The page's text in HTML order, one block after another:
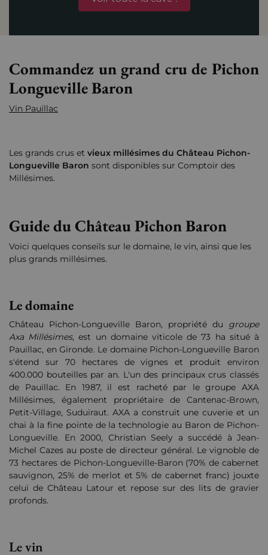
Commandez un grand cru de Pichon
Longueville Baron
Vin Pauillac
Les grands crus et vieux millésimes du Château Pichon-
Longueville Baron sont disponibles sur Comptoir des
Millésimes.
Guide du Château Pichon Baron
Voici quelques conseils sur le domaine, le vin, ainsi que les
plus grands millésimes.
Le domaine
Château Pichon-Longueville Baron, propriété du groupe
Axa Millésimes, est un domaine viticole de 73 ha situé à
Pauillac, en Gironde. Le domaine Pichon-Longueville Baron
s'étend sur 70 hectares de vignes et produit environ
400.000 bouteilles par an. L'un des principaux crus classés
de Pauillac. En 1987, il est racheté par le groupe AXA
Millésimes, également propriétaire de Cantenac-Brown,
Petit-Village, Suduiraut. AXA a construit une cuverie et un
chai à la fine pointe de la technologie au Baron de Pichon-
Longueville. En 2000, Christian Seely a succédé à Jean-
Michel Cazes au poste de directeur général. Le vignoble de
73 hectares de Pichon-Longueville-Baron (70% de cabernet
sauvignon, 25% de merlot et 5% de cabernet franc) jouxte
celui de Château Latour et repose sur des lits de gravier
profonds.
Le vin